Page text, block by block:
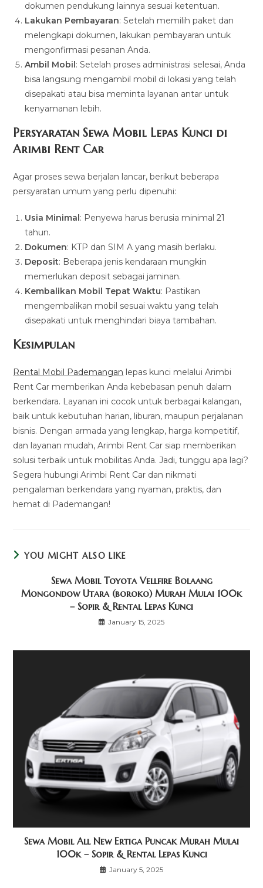
dokumen pendukung lainnya sesuai ketentuan.
Lakukan Pembayaran: Setelah memilih paket dan
melengkapi dokumen, lakukan pembayaran untuk
mengonfirmasi pesanan Anda.
Ambil Mobil: Setelah proses administrasi selesai, Anda
bisa langsung mengambil mobil di lokasi yang telah
disepakati atau bisa meminta layanan antar untuk
kenyamanan lebih.
Persyaratan Sewa Mobil Lepas Kunci di
Arimbi Rent Car
Agar proses sewa berjalan lancar, berikut beberapa
persyaratan umum yang perlu dipenuhi:
Usia Minimal: Penyewa harus berusia minimal 21
tahun.
Dokumen: KTP dan SIM A yang masih berlaku.
Deposit: Beberapa jenis kendaraan mungkin
memerlukan deposit sebagai jaminan.
Kembalikan Mobil Tepat Waktu: Pastikan
mengembalikan mobil sesuai waktu yang telah
disepakati untuk menghindari biaya tambahan.
Kesimpulan
Rental Mobil Pademangan lepas kunci melalui Arimbi
Rent Car memberikan Anda kebebasan penuh dalam
berkendara. Layanan ini cocok untuk berbagai kalangan,
baik untuk kebutuhan harian, liburan, maupun perjalanan
bisnis. Dengan armada yang lengkap, harga kompetitif,
dan layanan mudah, Arimbi Rent Car siap memberikan
solusi terbaik untuk mobilitas Anda. Jadi, tunggu apa lagi?
Segera hubungi Arimbi Rent Car dan nikmati
pengalaman berkendara yang nyaman, praktis, dan
hemat di Pademangan!
YOU MIGHT ALSO LIKE
Sewa Mobil Toyota Vellfire Bolaang
Mongondow Utara (boroko) Murah Mulai 100k
– Sopir & Rental Lepas Kunci
January 15, 2025
Sewa Mobil All New Ertiga Puncak Murah Mulai
100k – Sopir & Rental Lepas Kunci
January 5, 2025